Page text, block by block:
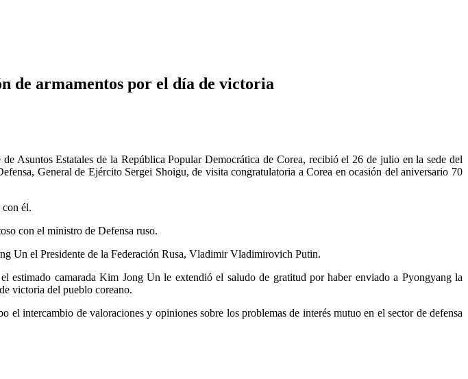
de armamentos por el día de victoria
Asuntos Estatales de la República Popular Democrática de Corea, recibió el 26 de julio en la sede del
General de Ejército Sergei Shoigu, de visita congratulatoria a Corea en ocasión del aniversario 70
con él.
con el ministro de Defensa ruso.
Un el Presidente de la Federación Rusa, Vladimir Vladimirovich Putin.
estimado camaradaKim Jong Un le extendió el saludo de gratitud por haber enviado a Pyongyang la
victoria del pueblo coreano.
el intercambio de valoraciones y opiniones sobre los problemas de interés mutuo en el sector de defensa